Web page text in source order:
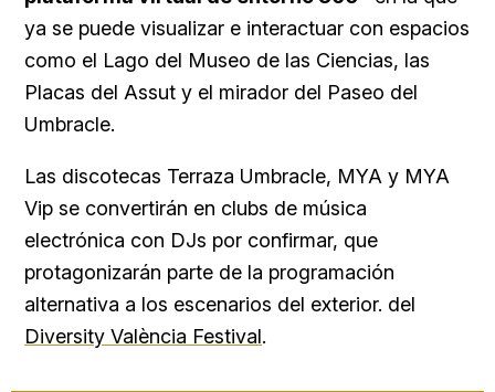
ya se puede visualizar e interactuar con espacios
como el Lago del Museo de las Ciencias, las
Placas del Assut y el mirador del Paseo del
Umbracle.
Las discotecas Terraza Umbracle, MYA y MYA
Vip se convertirán en clubs de música
electrónica con DJs por confirmar, que
protagonizarán parte de la programación
alternativa a los escenarios del exterior. del
Diversity València Festival.